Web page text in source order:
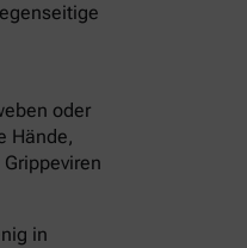
oder
Hände,
in